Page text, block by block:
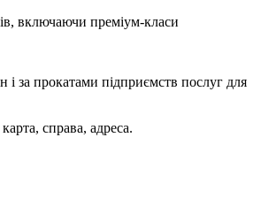
включаючи преміум-класи
за прокатами підприємств послуг для
справа, адреса.